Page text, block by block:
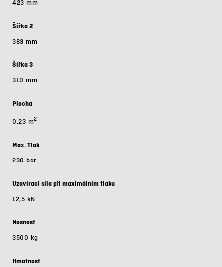
423 mm
Šířka 2
383 mm
Šířka 3
310 mm
Plocha
0,23 m2
Max. Tlak
230 bar
Uzavírací síla při maximálním tlaku
12,5 kN
Nosnost
3500 kg
Hmotnost